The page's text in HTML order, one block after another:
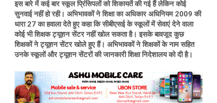
इस बारे में कई बार स्कूल प्रिंसिपलों को शिकायतें की गई हैं लेकिन कोई
सुनवाई नहीं हो रही। अभिभावकों ने शिक्षा का अधिकार अधिनियम 2009 की
धारा 27 का हवाला देते हुए कहा कि सीबीएसई के स्कूलों में सेवाएं देने वाला
कोई भी शिक्षक ट्यूशन सेंटर नहीं खोल सकता है। इसके बावजूद कुछ
शिक्षकों ने ट्यूशन सेंटर खोले हुए हैं। अभिभावकों ने शिक्षकों के नाम सहित
उनके स्कूलों और ट्यूशन सेंटरों की जानकारी शिक्षा निदेशालय को दी है।